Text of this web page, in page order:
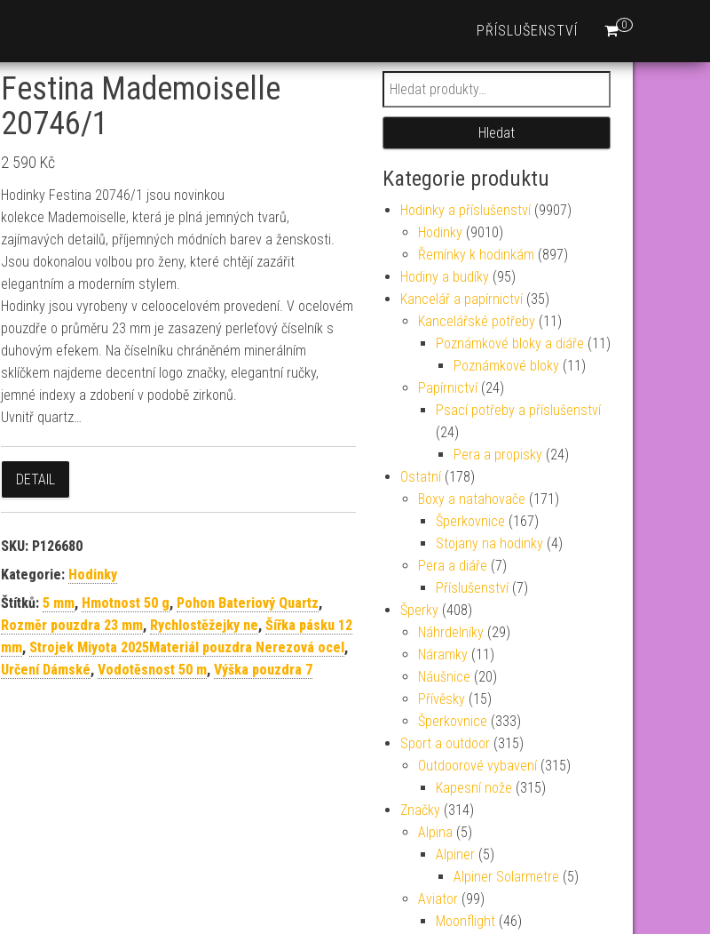
0
PŘÍSLUŠENSTVÍ
Festina Mademoiselle
20746/1
2 590 Kč
Hodinky Festina 20746/1 jsou novinkou
kolekce Mademoiselle, která je plná jemných tvarů,
zajímavých detailů, příjemných módních barev a ženskosti.
Jsou dokonalou volbou pro ženy, které chtějí zazářit
elegantním a moderním stylem.
Hodinky jsou vyrobeny v celoocelovém provedení. V ocelovém
pouzdře o průměru 23 mm je zasazený perleťový číselník s
duhovým efekem. Na číselníku chráněném minerálním
sklíčkem najdeme decentní logo značky, elegantní ručky,
jemné indexy a zdobení v podobě zirkonů.
Uvnitř quartz…
DETAIL
SKU: P126680
Kategorie: Hodinky
Štítků: 5 mm, Hmotnost 50 g, Pohon Bateriový Quartz,
Rozměr pouzdra 23 mm, Rychlostěžejky ne, Šířka pásku 12
mm, Strojek Miyota 2025Materiál pouzdra Nerezová ocel,
Určení Dámské, Vodotěsnost 50 m, Výška pouzdra 7
Hledat:
Hledat
Kategorie produktu
Hodinky a příslušenství (9907)
Hodinky (9010)
Řemínky k hodinkám (897)
Hodiny a budíky (95)
Kancelář a papírnictví (35)
Kancelářské potřeby (11)
Poznámkové bloky a diáře (11)
Poznámkové bloky (11)
Papírnictví (24)
Psací potřeby a příslušenství
(24)
Pera a propisky (24)
Ostatní (178)
Boxy a natahovače (171)
Šperkovnice (167)
Stojany na hodinky (4)
Pera a diáře (7)
Příslušenství (7)
Šperky (408)
Náhrdelníky (29)
Náramky (11)
Náušnice (20)
Přívěsky (15)
Šperkovnice (333)
Sport a outdoor (315)
Outdoorové vybavení (315)
Kapesní nože (315)
Značky (314)
Alpina (5)
Alpiner (5)
Alpiner Solarmetre (5)
Aviator (99)
Moonflight (46)